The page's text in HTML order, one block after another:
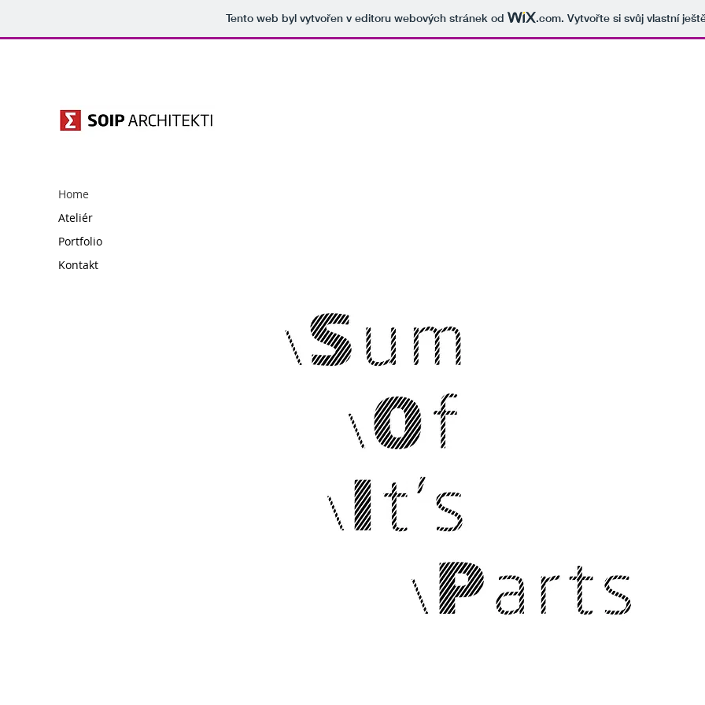
Tento web byl vytvořen v editoru webových stránek od .com. Vytvořte si svůj vlastní
Home
Ateliér
Portfolio
Kontakt